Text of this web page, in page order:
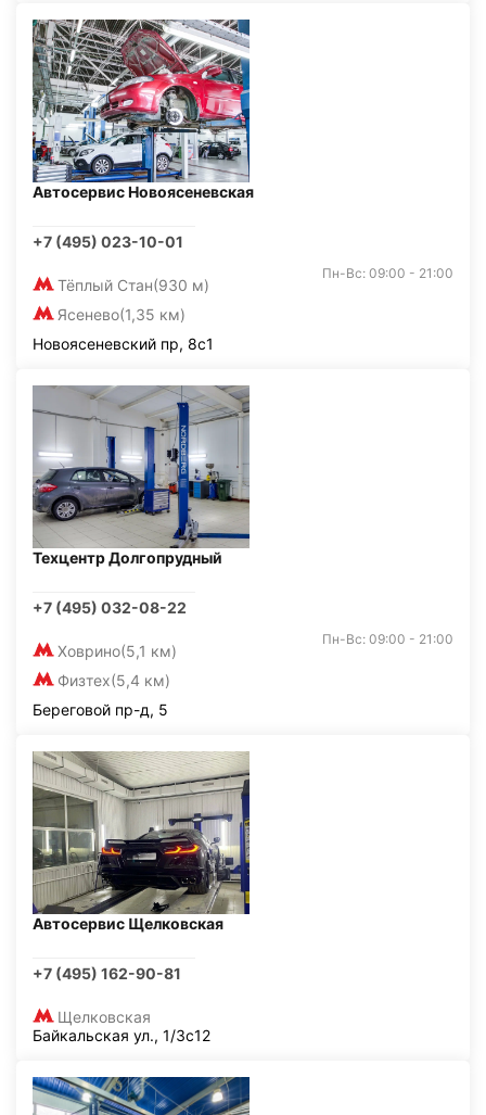
Автосервис Новоясеневская
+7 (495) 023-10-01
Тёплый Стан(930 м)
Ясенево(1,35 км)
Пн-Вс: 09:00 - 21:00
Новоясеневский пр, 8с1
Техцентр Долгопрудный
+7 (495) 032-08-22
Ховрино(5,1 км)
Физтех(5,4 км)
Пн-Вс: 09:00 - 21:00
Береговой пр-д, 5
Автосервис Щелковская
+7 (495) 162-90-81
Щелковская
Байкальская ул., 1/3с12